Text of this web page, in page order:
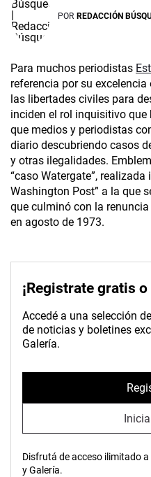
POR REDACCIÓN
Para muchos periodistas
referencia por su excelencia
las libertades civiles para
inciden el rol inquisitivo
que medios y periodistas
diario descubriendo casos
y otras ilegalidades.
“caso Watergate”,
Washington Post” a la que
que culminó con la
en agosto de 1973.
¡Registrate gratis
Accedé a una selección
de noticias y boletines
Galería.
Disfrutá de acceso ilimitado
y Galería.